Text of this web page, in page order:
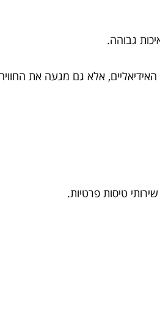
גבוהה.
אלא גם מגעה את
טיסות פרטיות.